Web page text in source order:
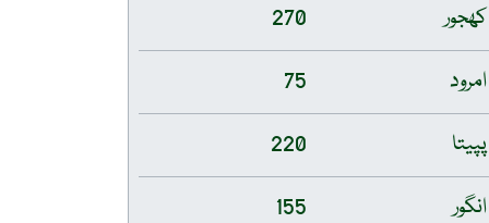
کھجور
270
امرود
75
پپیتا
220
انگور
155